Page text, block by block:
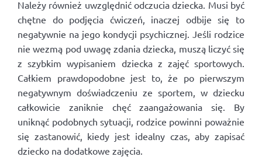
Należy również uwzględnić odczucia dziecka. Musi być
chętne do podjęcia ćwiczeń, inaczej odbije się to
negatywnie na jego kondycji psychicznej. Jeśli rodzice
nie wezmą pod uwagę zdania dziecka, muszą liczyć się
z szybkim wypisaniem dziecka z zajęć sportowych.
Całkiem prawdopodobne jest to, że po pierwszym
negatywnym doświadczeniu ze sportem, w dziecku
całkowicie zaniknie chęć zaangażowania się. By
uniknąć podobnych sytuacji, rodzice powinni poważnie
się zastanowić, kiedy jest idealny czas, aby zapisać
dziecko na dodatkowe zajęcia.